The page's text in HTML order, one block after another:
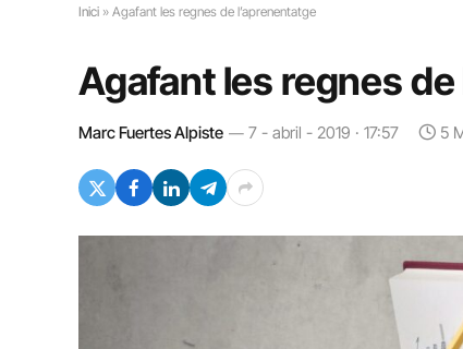
Inici » Agafant les regnes de l’aprenentatge
Agafant les regnes
Marc Fuertes Alpiste 7 - abril - 2019 · 17:57 5